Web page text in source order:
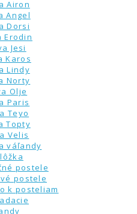
Airon
Angel
Dorsi
Erodin
Jesi
Karos
Lindy
Norty
Olje
Paris
Teyo
Topty
Velis
váľandy
postele
postele
k posteliam